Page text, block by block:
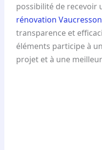
possibilité de recevoir
rénovation Vaucresson
transparence et
éléments participe à
projet et à une